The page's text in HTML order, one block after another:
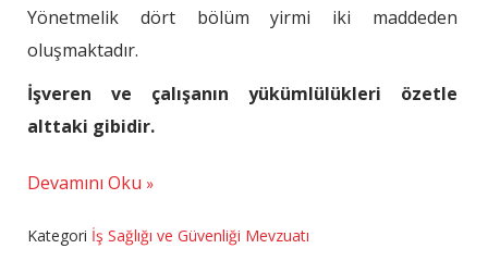
Yönetmelik dört bölüm yirmi iki maddeden
oluşmaktadır.
İşveren ve çalışanın yükümlülükleri özetle
alttaki gibidir.
Devamını Oku
Kategori İş Sağlığı ve Güvenliği Mevzuatı